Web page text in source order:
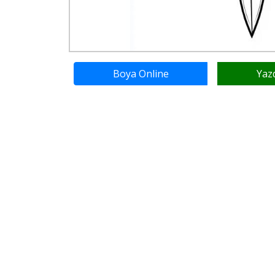
Boya Online